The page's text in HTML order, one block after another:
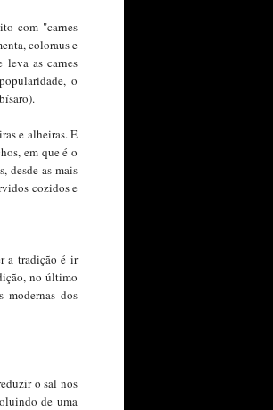
com "carnes
coloraus e
leva as carnes
o
e alheiras. E
em que é o
desde as mais
cozidos e
a tradição é ir
no último
modernas dos
o sal nos
de uma